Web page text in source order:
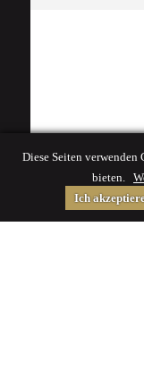
Diese Seiten verwenden
bieten.
Ich